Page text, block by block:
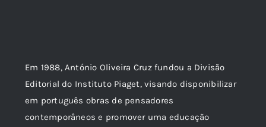
Em 1988, António Oliveira Cruz fundou a Divisão
Editorial do Instituto Piaget, visando disponibilizar
em português obras de pensadores
contemporâneos e promover uma educação